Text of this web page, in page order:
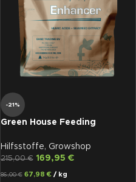
-21%
Green House Feeding
Hilfsstoffe, Growshop
215,00€ 169,95 €
86,00€ 67,98€/ kg